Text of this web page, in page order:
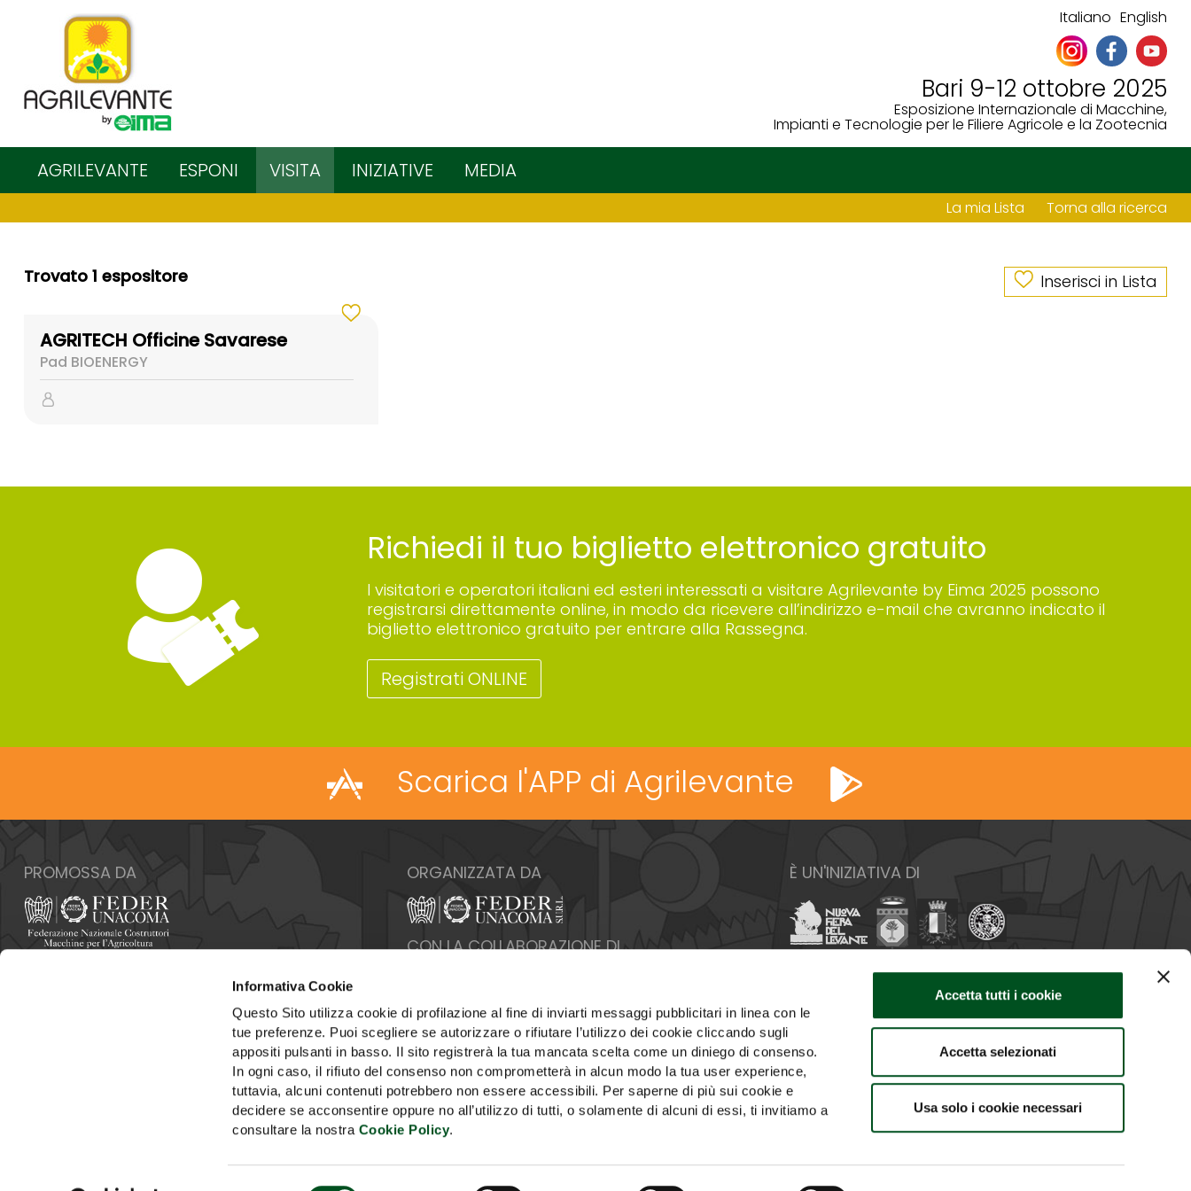
Informativa Cookie
Questo Sito utilizza cookie di profilazione al fine di inviarti messaggi pubblicitari in linea con le
tue preferenze. Puoi scegliere se autorizzare o rifiutare l’utilizzo dei cookie cliccando sugli
appositi pulsanti in basso. Il sito registrerà la tua mancata scelta come un diniego di consenso.
In ogni caso, il rifiuto del consenso non comprometterà in alcun modo la tua user experience,
tuttavia, alcuni contenuti potrebbero non essere accessibili. Per saperne di più sui cookie e
decidere se acconsentire oppure no all’utilizzo di tutti, o solamente di alcuni di essi, ti invitiamo a
consultare la nostra Cookie Policy.
Accetta tutti i cookie
Accetta selezionati
Usa solo i cookie necessari
Italiano English
Bari 9-12 ottobre 2025
Esposizione Internazionale di Macchine,
Impianti e Tecnologie per le Filiere Agricole e la Zootecnia
AGRILEVANTE ESPONI VISITA INIZIATIVE MEDIA
La mia Lista Torna alla ricerca
Trovato 1 espositore Inserisci in Lista
AGRITECH Officine Savarese
Pad BIOENERGY
Richiedi il tuo biglietto elettronico gratuito
I visitatori e operatori italiani ed esteri interessati a visitare Agrilevante by Eima 2025 possono
registrarsi direttamente online, in modo da ricevere all’indirizzo e-mail che avranno indicato il
biglietto elettronico gratuito per entrare alla Rassegna.
Registrati ONLINE
Scarica l'APP di Agrilevante
PROMOSSA DA
Tel: +39 06432981 - Fax: +39 064076370
ORGANIZZATA DA
CON LA COLLABORAZIONE DI
È UN'INIZIATIVA DI
SEGRETERIA PUBBLICITÀ COOKIE POLICY PRIVACY UTILIZZO IMMAGINI